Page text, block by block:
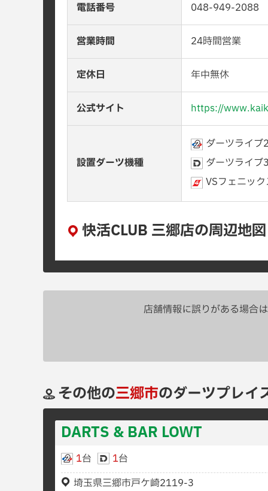
電話番号 048-949-2088
営業時間 24時間営業
定休日 年中無休
公式サイト https://
設置ダーツ機種
ダーツライブ
ダーツライブ
VSフェニッ
快活CLUB 三郷店の周辺地図
店舗情報に誤りがある場合
その他の三郷市のダーツプレイ
DARTS & BAR LOWT
1台 1台
埼玉県三郷市戸ケ崎2119-3